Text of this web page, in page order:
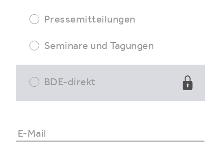
Pressemitteilungen
Seminare und Tagungen
BDE-direkt